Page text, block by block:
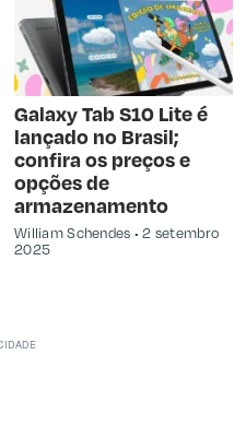
Galaxy Tab S10 Lite é
lançado no Brasil;
confira os preços e
opções de
armazenamento
William Schendes
2 setembro
2025